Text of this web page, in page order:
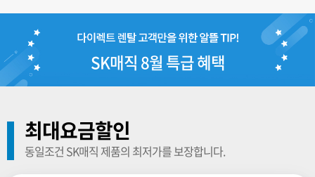
SK매직 8월 특급 혜택
최대요금할인
동일조건 SK매직 제품의 최저가를 보장합니다.